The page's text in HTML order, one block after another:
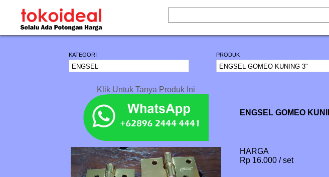
KATEGORI PRODUK
Klik Untuk Tanya Produk Ini
ENGSEL GOMEO
HARGA
Rp 16.000 / set